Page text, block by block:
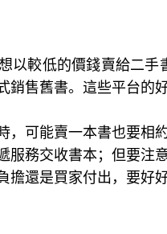
以較低的價錢賣給二
銷售舊書。這些平台的
，可能賣一本書也要相
服務交收書本；但要注
還是買家付出，要好好